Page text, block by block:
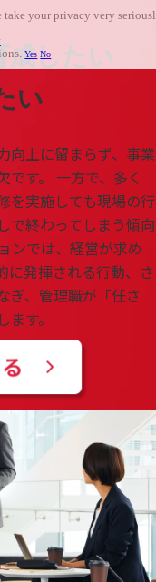
成したい
い
向上に留まらず、事業
です。 一方で、多く
を実施しても現場の行
で終わってしまう傾向
ンでは、経営が求め
に発揮される行動、さ
ぎ、管理職が「任さ
す。
your privacy very
Yes No